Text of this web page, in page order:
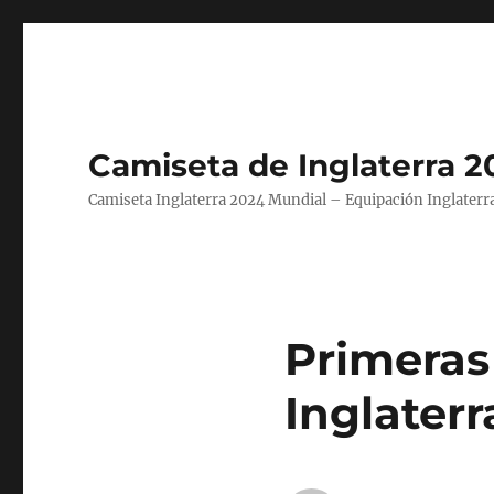
Camiseta de Inglaterra
Camiseta Inglaterra 2024 Mundial – Equipación